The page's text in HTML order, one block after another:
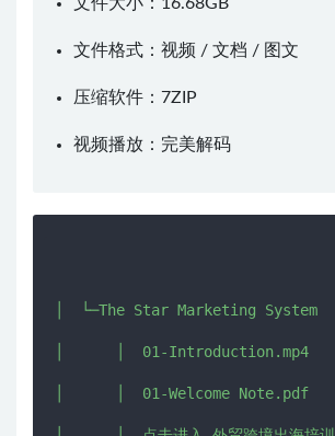
文件格式：视频 / 文档 / 图文
压缩软件： 7ZIP
视频播放： 完美解码
│  └─The Star Marketing System
│      │  01-Introduction.mp4
│      │  01-Welcome Note.pdf